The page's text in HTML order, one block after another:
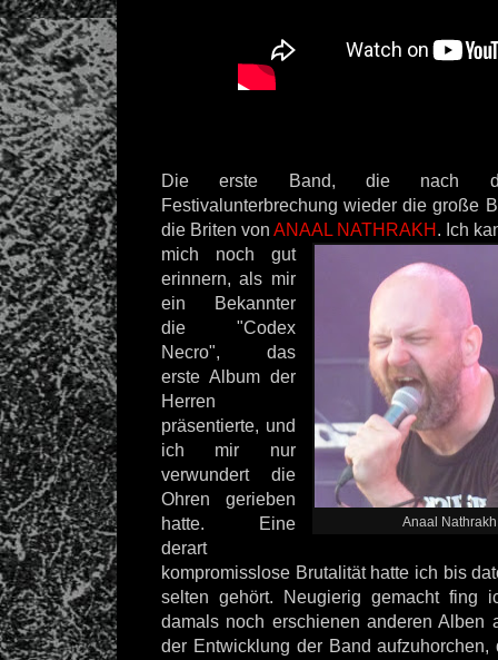
Die erste Band, die nach der
Festivalunterbrechung wieder die große
die Briten von ANAAL NATHRAKH . Ich
Anaal
mich noch gut
erinnern,als mir
ein Bekannter
die "Codex
Necro", das
erste Album der
Herren
präsentierte, und
ich mir nur
verwundert die
Ohren gerieben
hatte. Eine
derart
kompromisslose Brutalität hatte ich bis
selten gehört. Neugierig gemacht fing
damals noch erschienen anderen Alben
der Entwicklung der Band aufzuhorchen,